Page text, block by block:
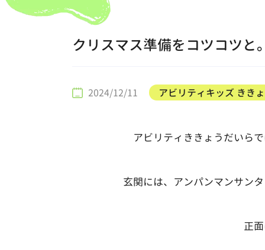
クリスマス準備をコツコツと
2024/12/11 アビリティキッズ きき
アビリティききょうだいら
玄関には、アンパンマンサン
正